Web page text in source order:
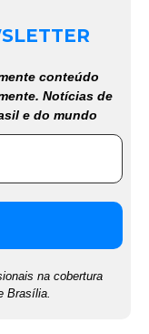
conteúdo
Notícias de
e do mundo
na cobertura
Brasília.